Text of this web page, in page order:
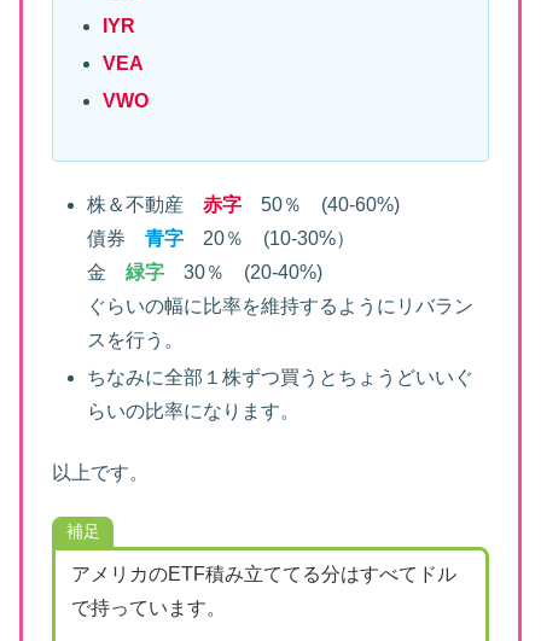
IYR
VEA
VWO
株＆不動産赤字 50％ (40-60%)
債券青字 20％ (10-30%）
金緑字 30％ (20-40%)
ぐらいの幅に比率を維持するようにリバラン
スを行う。
ちなみに全部１株ずつ買うとちょうどいいぐ
らいの比率になります。
以上です。
補足
アメリカのETF積み立ててる分はすべてドル
で持っています。